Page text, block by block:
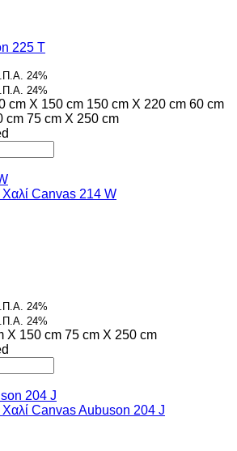
225 T
24%
24%
cm X 150 cm 150 cm X 220 cm 60 cm
cm 75 cm X 250 cm
24%
24%
X 150 cm 75 cm X 250 cm